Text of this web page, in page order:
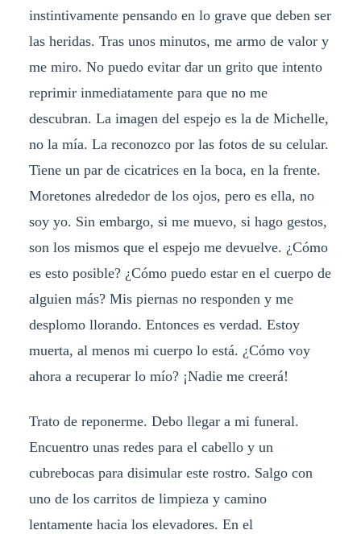
instintivamente pensando en lo grave que deben ser
las heridas. Tras unos minutos, me armo de valor y
me miro. No puedo evitar dar un grito que intento
reprimir inmediatamente para que no me
descubran. La imagen del espejo es la de Michelle,
no la mía. La reconozco por las fotos de su celular.
Tiene un par de cicatrices en la boca, en la frente.
Moretones alrededor de los ojos, pero es ella, no
soy yo. Sin embargo, si me muevo, si hago gestos,
son los mismos que el espejo me devuelve. ¿Cómo
es esto posible? ¿Cómo puedo estar en el cuerpo de
alguien más? Mis piernas no responden y me
desplomo llorando. Entonces es verdad. Estoy
muerta, al menos mi cuerpo lo está. ¿Cómo voy
ahora a recuperar lo mío? ¡Nadie me creerá!
Trato de reponerme. Debo llegar a mi funeral.
Encuentro unas redes para el cabello y un
cubrebocas para disimular este rostro. Salgo con
uno de los carritos de limpieza y camino
lentamente hacia los elevadores. En el